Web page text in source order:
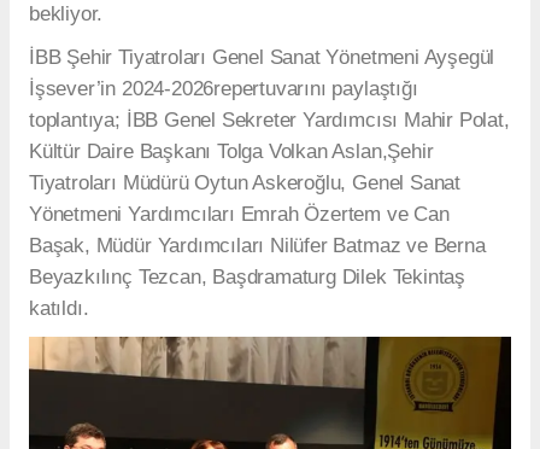
bekliyor.
İBB Şehir Tiyatroları Genel Sanat Yönetmeni Ayşegül
İşsever’in 2024-2026repertuvarını paylaştığı
toplantıya; İBB Genel Sekreter Yardımcısı Mahir Polat,
Kültür Daire Başkanı Tolga Volkan Aslan,Şehir
Tiyatroları Müdürü Oytun Askeroğlu, Genel Sanat
Yönetmeni Yardımcıları Emrah Özertem ve Can
Başak, Müdür Yardımcıları Nilüfer Batmaz ve Berna
Beyazkılınç Tezcan, Başdramaturg Dilek Tekintaş
katıldı.